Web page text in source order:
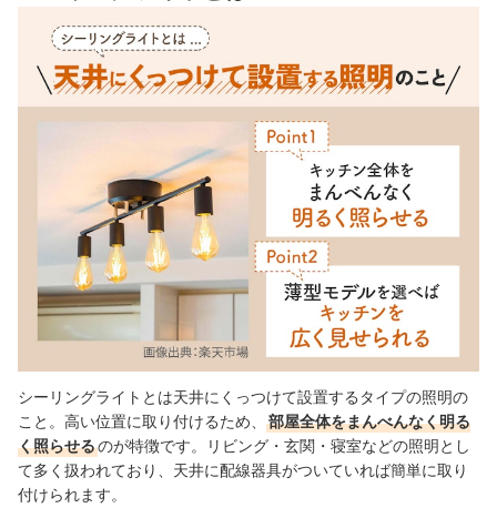
シーリングライトの交換方法は？
キッチン用照明ならダウンライトもおすすめ
キッチン向けシーリングライトの売れ筋ランキングもチェック！
シーリングライトとは天井にくっつけて設置するタイプの照明の
こと。高い位置に取り付けるため、
部屋全体をまんべんなく明る
く照らせるのが特徴です。リビング・玄関・寝室などの照明とし
て多く扱われており、天井に配線器具がついていれば簡単に取り
付けられます。